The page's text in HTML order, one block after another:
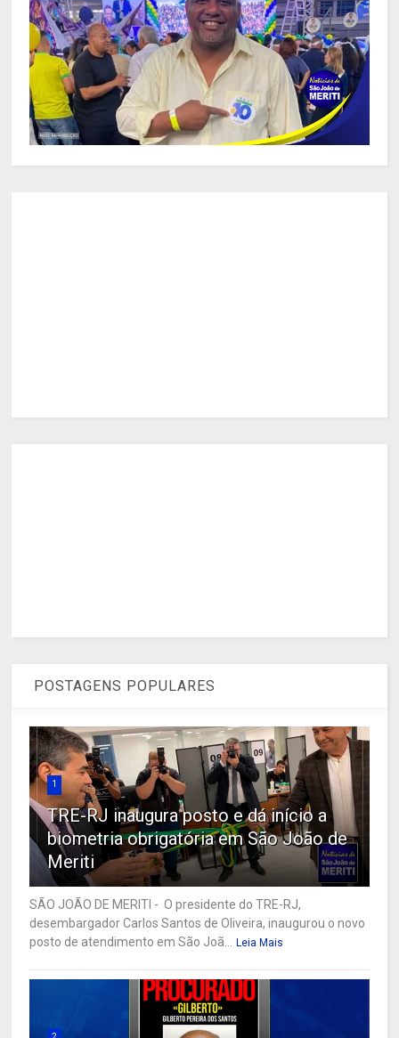
POSTAGENS POPULARES
1
TRE-RJ inaugura posto e dá início a
biometria obrigatória em São João de
Meriti
SÃO JOÃO DE MERITI - O presidente do TRE-RJ,
desembargador Carlos Santos de Oliveira, inaugurou o novo
posto de atendimento em São Joã...
Leia Mais